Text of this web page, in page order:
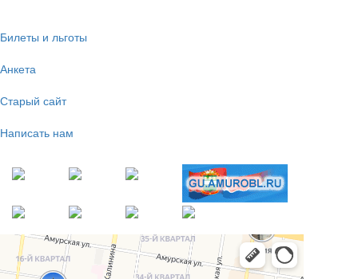
Билеты и льготы
Анкета
Старый сайт
Написать нам